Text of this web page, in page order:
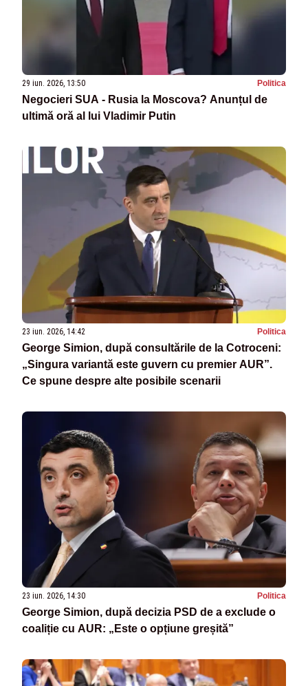
29 iun. 2026, 13:50 Politica
Negocieri SUA - Rusia la Moscova? Anunțul de
ultimă oră al lui Vladimir Putin
23 iun. 2026, 14:42 Politica
George Simion, după consultările de la Cotroceni:
„Singura variantă este guvern cu premier AUR”.
Ce spune despre alte posibile scenarii
23 iun. 2026, 14:30 Politica
George Simion, după decizia PSD de a exclude o
coaliție cu AUR: „Este o opțiune greșită”